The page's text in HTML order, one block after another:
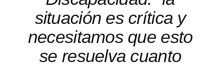
situación es crítica y
necesitamos que esto
se resuelva cuanto